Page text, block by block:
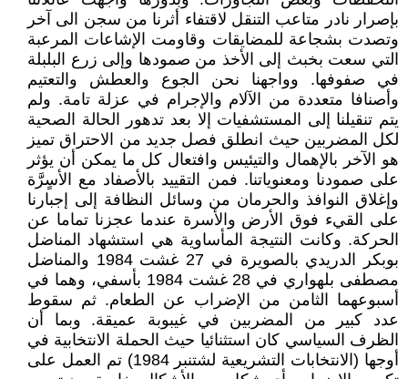
بإصرار نادر متاعب التنقل لاقتفاء أثرنا من سجن الى آخر
وتصدت بشجاعة للمضايقات وقاومت الإشاعات المرعبة
التي سعت بخبث إلى الأخذ من صمودها وإلى زرع البلبلة
في صفوفها. وواجهنا نحن الجوع والعطش والتعتيم
وأصنافا متعددة من الآلام والإجرام في عزلة تامة. ولم
يتم تنقيلنا إلى المستشفيات إلا بعد تدهور الحالة الصحية
لكل المضربين حيث انطلق فصل جديد من الاحتراق تميز
هو الآخر بالإهمال والتيئيس وافتعال كل ما يمكن أن يؤثر
على صمودنا ومعنوياتنا. فمن التقييد بالأصفاد مع الأسٍرَّة
وإغلاق النوافذ والحرمان من وسائل النظافة إلى إجبارنا
على القيء فوق الأرض والأسرة عندما عجزنا تماما عن
الحركة. وكانت النتيجة المأساوية هي استشهاد المناضل
بوبكر الدريدي بالصويرة في 27 غشت 1984 والمناضل
مصطفى بلهواري في 28 غشت 1984 بأسفي، وهما في
أسبوعهما الثامن من الإضراب عن الطعام. ثم سقوط
عدد كبير من المضربين في غيبوبة عميقة. وبما أن
الظرف السياسي كان استثنائيا حيث الحملة الانتخابية في
أوجها (الانتخابات التشريعية لشتنبر 1984) تم العمل على